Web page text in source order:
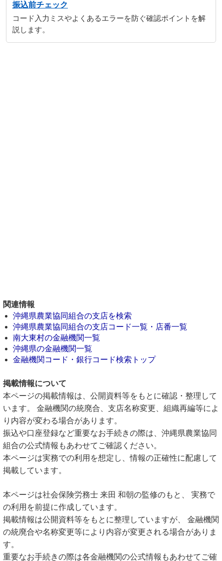
振込前チェック
コード入力ミスやよくあるエラーを防ぐ確認ポイントを解
説します。
関連情報
沖縄県農業協同組合の支店を検索
沖縄県農業協同組合の支店コード一覧・店番一覧
南大東村の金融機関一覧
沖縄県の金融機関一覧
金融機関コード・銀行コード検索トップ
掲載情報について
本ページの掲載情報は、公開資料等をもとに確認・整理して
います。 金融機関の統廃合、支店名称変更、組織再編等によ
り内容が変わる場合があります。
振込や口座登録など重要なお手続きの際は、沖縄県農業協同
組合の公式情報もあわせてご確認ください。
本ページは実務での利用を想定し、情報の正確性に配慮して
掲載しています。
本ページは社会保険労務士 来田 和朝の監修のもと、 実務で
の利用を前提に作成しています。
掲載情報は公開資料等をもとに整理していますが、 金融機関
の統廃合や名称変更等により内容が変更される場合がありま
す。
重要なお手続きの際は各金融機関の公式情報もあわせてご確